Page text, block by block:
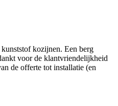
kozijnen. Een berg
voor de klantvriendelijkheid
de offerte tot installatie (en